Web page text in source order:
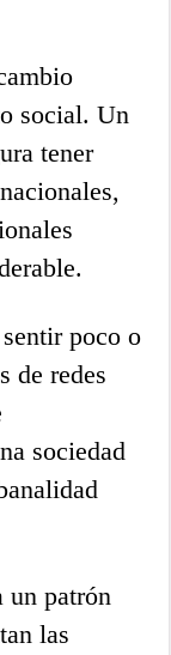
social. Un
tener
poco o
de redes
sociedad
un patrón
las